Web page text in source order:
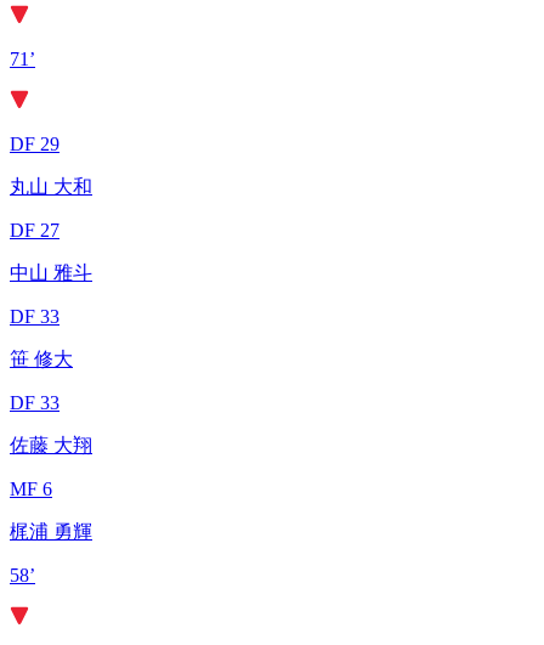
71’
DF 29
丸山 大和
DF 27
中山 雅斗
DF 33
笹 修大
DF 33
佐藤 大翔
MF 6
梶浦 勇輝
58’